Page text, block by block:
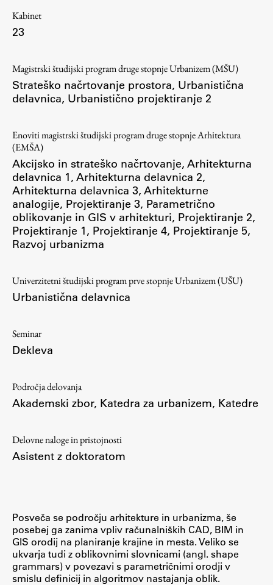
Zaključek študija
Mednarodne izmenjave
Spletna učilnica
ŠIS (SI)
Aktualno
Obvestila
Novice
Program dela
Raziskovanje
Dosežki
Inštituti
Seminarji
Seminarske teme
Gostujoči profesor
Delavnice
Kabinet
23
Magistrski študijski program druge stopnje Urbanizem (MŠU)
Strateško načrtovanje prostora, Urbanistična
delavnica, Urbanistično projektiranje 2
Enoviti magistrski študijski program druge stopnje Arhitektura
(EMŠA)
Akcijsko in strateško načrtovanje, Arhitekturna
delavnica 1, Arhitekturna delavnica 2,
Arhitekturna delavnica 3, Arhitekturne
analogije, Projektiranje 3, Parametrično
oblikovanje in GIS v arhitekturi, Projektiranje 2,
Projektiranje 1, Projektiranje 4, Projektiranje 5,
Razvoj urbanizma
Univerzitetni študijski program prve stopnje Urbanizem (UŠU)
Urbanistična delavnica
Seminar
Dekleva
Področja delovanja
Akademski zbor, Katedra za urbanizem, Katedre
Delovne naloge in pristojnosti
Asistent z doktoratom
Posveča se področju arhitekture in urbanizma, še
posebej ga zanima vpliv računalniških CAD, BIM in
GIS orodij na planiranje krajine in mesta. Veliko se
ukvarja tudi z oblikovnimi slovnicami (angl. shape
grammars) v povezavi s parametričnimi orodji v
smislu definicij in algoritmov nastajanja oblik.